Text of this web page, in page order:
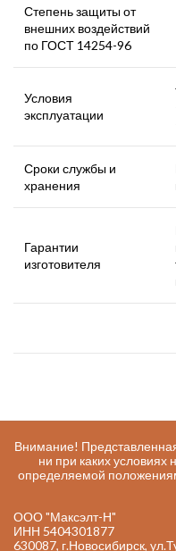
Степень защиты от
внешних воздействий
по ГОСТ 14254-96
Условия
эксплуатации
Сроки службы и
хранения
Гарантии
изготовителя
Внимание!
ни при каких условиях
определяемой
ООО "Максэлт-Н"
ИНН 5404301877
630087, г.Новосибирск,